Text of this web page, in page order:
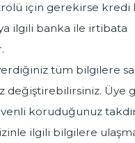
için gerekirse kredi
ilgili banka ile irtibata
tüm bilgilere
değiştirebilirsiniz. Üye
koruduğunuz
ilgili bilgilere